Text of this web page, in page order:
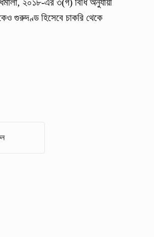
২০১৮-এর ৩(গ) বিধি অনুযায়ী
গুরুদণ্ড হিসেবে চাকরি থেকে